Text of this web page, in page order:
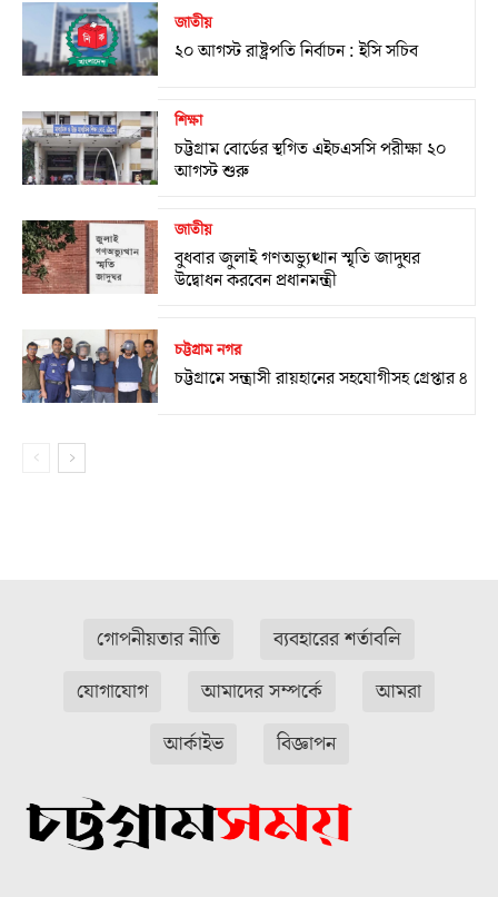
জাতীয়
২০ আগস্ট রাষ্ট্রপতি নির্বাচন : ইসি সচিব
শিক্ষা
চট্টগ্রাম বোর্ডের স্থগিত এইচএসসি পরীক্ষা ২০
আগস্ট শুরু
জাতীয়
বুধবার জুলাই গণঅভ্যুত্থান স্মৃতি জাদুঘর
উদ্বোধন করবেন প্রধানমন্ত্রী
চট্টগ্রাম নগর
চট্টগ্রামে সন্ত্রাসী রায়হানের সহযোগীসহ গ্রেপ্তার ৪
গোপনীয়তার নীতি
ব্যবহারের শর্তাবলি
যোগাযোগ
আমাদের সম্পর্কে
আমরা
আর্কাইভ
বিজ্ঞাপন